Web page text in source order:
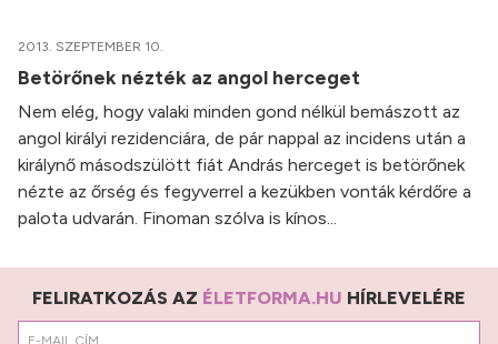
2013. SZEPTEMBER 10.
Betörőnek nézték az angol herceget
Nem elég, hogy valaki minden gond nélkül bemászott az
angol királyi rezidenciára, de pár nappal az incidens után a
királynő másodszülött fiát András herceget is betörőnek
nézte az őrség és fegyverrel a kezükben vonták kérdőre a
palota udvarán. Finoman szólva is kínos...
FELIRATKOZÁS AZ ÉLETFORMA.HU HÍRLEVELÉRE